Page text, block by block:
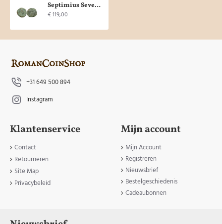
Septimius Severus - sestertius 3 moneta's (JA2197)
€ 119,00
+31 649 500 894
Instagram
Klantenservice
Contact
Retourneren
Site Map
Privacybeleid
Mijn account
Mijn Account
Registreren
Nieuwsbrief
Bestelgeschiedenis
Cadeaubonnen